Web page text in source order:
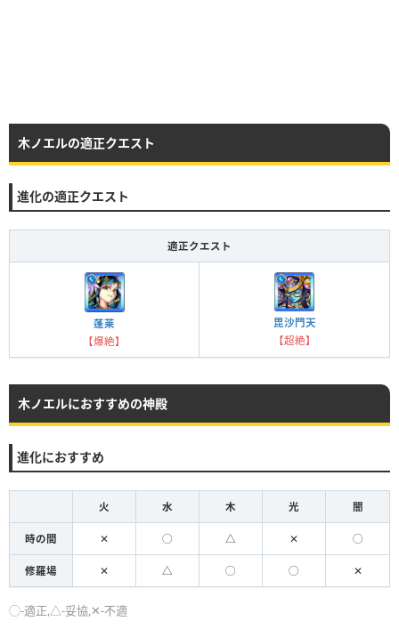
木ノエルの適正クエスト
進化の適正クエスト
適正クエスト
蓬莱
【爆絶】
毘沙門天
【超絶】
木ノエルにおすすめの神殿
進化におすすめ
火 水 木 光 闇
時の間 ✕ ◯ △ ✕ ◯
修羅場 ✕ △ ◯ ◯ ✕
◯-適正,△-妥協,✕-不適